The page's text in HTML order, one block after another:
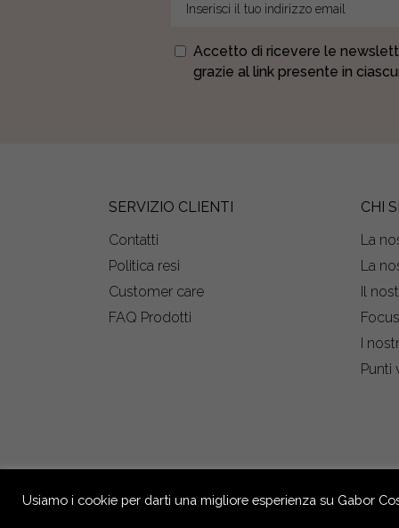
Accetto di ricevere le
grazie al link presente in
SERVIZIO CLIENTI
Contatti
Politica resi
Customer care
FAQ Prodotti
CHI
La
La
Il
Focus
I
Punti
GABOR S.r.l. Società Benefit: Via P. Anfossi, 52/4 –
Usiamo i cookie per darti una migliore esperienza su Gabor